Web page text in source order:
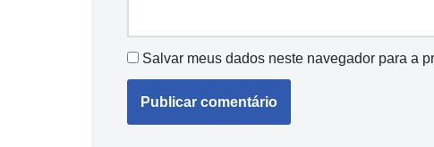
Salvar meus dados neste navegador para a